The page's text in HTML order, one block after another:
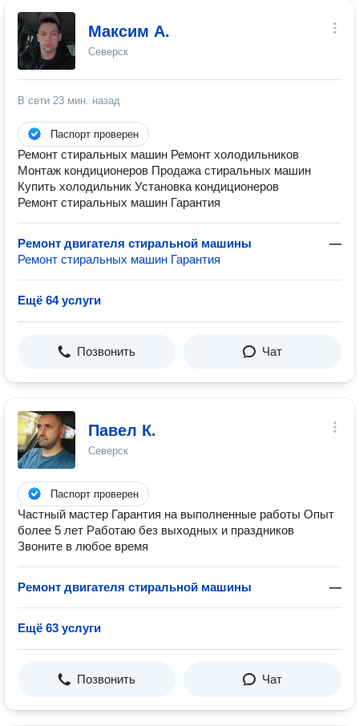
Максим А.
Северск
В сети 23 мин. назад
Паспорт проверен
Ремонт стиральных машин Ремонт холодильников
Монтаж кондиционеров Продажа стиральных машин
Купить холодильник Установка кондиционеров
Ремонт стиральных машин Гарантия
Ремонт двигателя стиральной машины
—
Ремонт стиральных машин Гарантия
Ещё 64 услуги
Позвонить Чат
Павел К.
Северск
Паспорт проверен
Частный мастер Гарантия на выполненные работы Опыт
более 5 лет Работаю без выходных и праздников
Звоните в любое время
Ремонт двигателя стиральной машины —
Ещё 63 услуги
Позвонить Чат